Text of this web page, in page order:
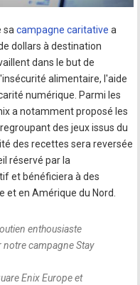
sacampagne caritative a
dollars à destination
dans le but de
alimentaire, l'aide
numérique. Parmi les
a notamment proposé les
des jeux issus du
des recettes sera reversée
réservé par la
et bénéficiera à des
et en Amérique du Nord.
enthousiaste
campagne Stay
Enix Europe et